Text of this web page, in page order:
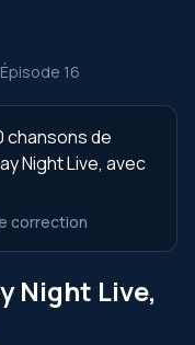
Épisode 16
chansons de
Night Live, avec
correction
Night Live,